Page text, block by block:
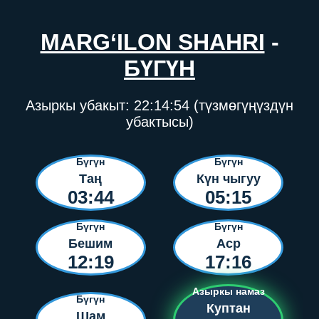
MARG‘ILON SHAHRI -
БҮГҮН
Азыркы убакыт: 22:14:54 (түзмөгүңүздүн
убактысы)
Бүгүн
Таң
03:44
Бүгүн
Күн чыгуу
05:15
Бүгүн
Бешим
12:19
Бүгүн
Аср
17:16
Бүгүн
Азыркы намаз
Куптан